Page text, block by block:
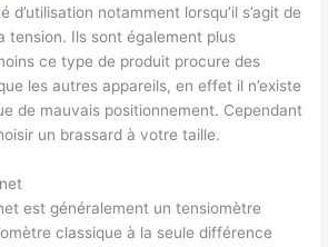
notamment lorsqu’il s’agit de
tension. Ils sont également plus
ce type de produit procure des
les autres appareils, en effet il n’existe
de mauvais positionnement. Cependant
un brassard à votre taille.
est généralement un tensiomètre
classique à la seule différence